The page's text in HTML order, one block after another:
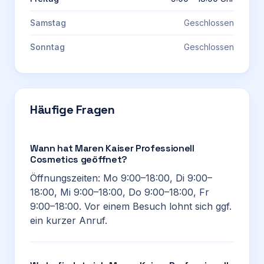
Samstag Geschlossen
Sonntag Geschlossen
Häufige Fragen
Wann hat Maren Kaiser Professionell
Cosmetics geöffnet?
Öffnungszeiten: Mo 9:00–18:00, Di 9:00–
18:00, Mi 9:00–18:00, Do 9:00–18:00, Fr
9:00–18:00. Vor einem Besuch lohnt sich ggf.
ein kurzer Anruf.